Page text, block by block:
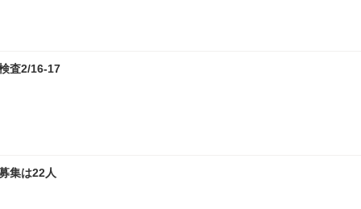
査2/16-17
集は22人